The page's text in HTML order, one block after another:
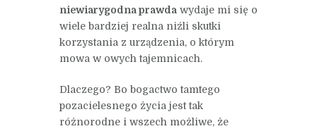
niewiarygodna prawda wydaje mi się o
wiele bardziej realna niźli skutki
korzystania z urządzenia, o którym
mowa w owych tajemnicach.
Dlaczego? Bo bogactwo tamtego
pozacielesnego życia jest tak
różnorodne i wszech możliwe, że